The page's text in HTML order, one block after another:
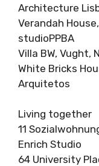
Architecture
Verandah
studioPPBA
Villa BW, Vught,
White Bricks
Arquitetos
Living together
11
Enrich Studio
64 University